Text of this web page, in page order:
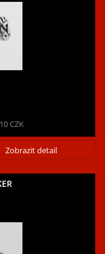
Zobrazit detail
CZK